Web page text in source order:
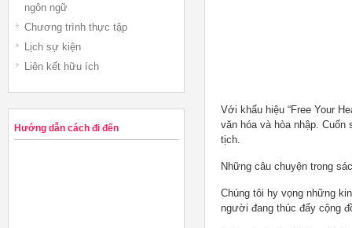
Với khẩu hiệu “Free Your
văn hóa và hòa nhập. Cuốn
tịch.
Những câu chuyện trong
Chúng tôi hy vọng những
người đang thúc đẩy cộng
ngôn ngữ
Chương trình thực tập
Lịch sự kiện
Liên kết hữu ích
Hướng dẫn cách đi đến